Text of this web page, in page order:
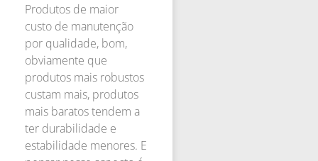
Produtos de maior
custo de manutenção
por qualidade, bom,
obviamente que
produtos mais robustos
custam mais, produtos
mais baratos tendem a
ter durabilidade e
estabilidade menores. E